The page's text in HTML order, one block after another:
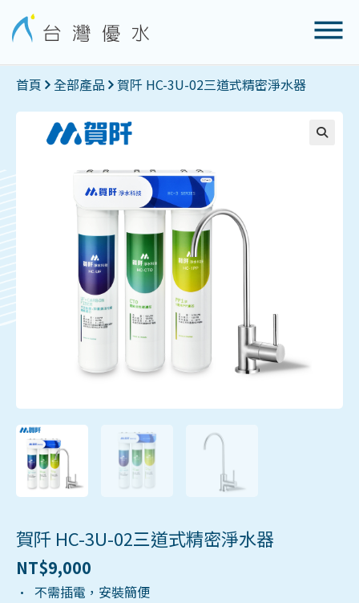
首頁 全部產品 賀阡 HC-3U-02三道式精密淨水器
賀阡 HC-3U-02三道式精密淨水器
NT$9,000
• 不需插電，安裝簡便